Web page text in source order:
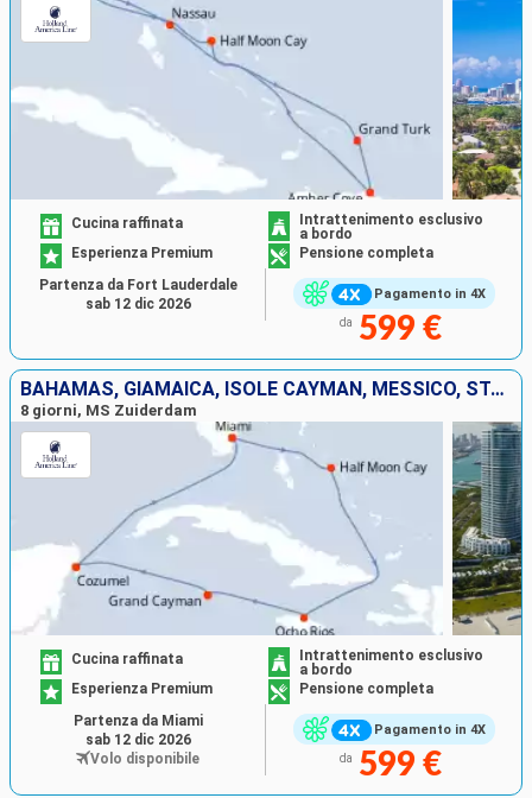
Pagamento in 4X
Cucina raffinata
Intrattenimento esclusivo
a bordo
Esperienza Premium
Pensione completa
da 599 €
Partenza da Fort Lauderdale
sab 12 dic 2026
BAHAMAS, GIAMAICA, ISOLE CAYMAN, MESSICO, STATI UNITI
8 giorni, MS Zuiderdam
Pagamento in 4X
Cucina raffinata
Intrattenimento esclusivo
a bordo
Esperienza Premium
Pensione completa
da 599 €
Partenza da Miami
sab 12 dic 2026
Volo disponibile